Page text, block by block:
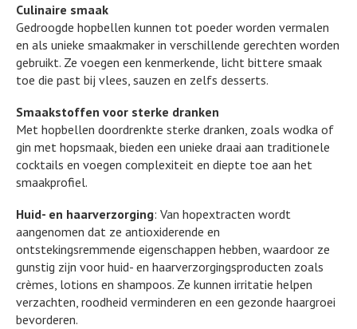
Culinaire smaak
Gedroogde hopbellen kunnen tot poeder worden vermalen
en als unieke smaakmaker in verschillende gerechten worden
gebruikt. Ze voegen een kenmerkende, licht bittere smaak
toe die past bij vlees, sauzen en zelfs desserts.
Smaakstoffen voor sterke dranken
Met hopbellen doordrenkte sterke dranken, zoals wodka of
gin met hopsmaak, bieden een unieke draai aan traditionele
cocktails en voegen complexiteit en diepte toe aan het
smaakprofiel.
Huid- en haarverzorging: Van hopextracten wordt
aangenomen dat ze antioxiderende en
ontstekingsremmende eigenschappen hebben, waardoor ze
gunstig zijn voor huid- en haarverzorgingsproducten zoals
crèmes, lotions en shampoos. Ze kunnen irritatie helpen
verzachten, roodheid verminderen en een gezonde haargroei
bevorderen.